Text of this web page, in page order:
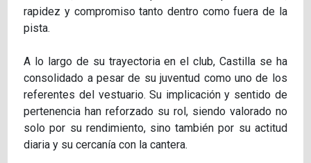
rapidez y compromiso tanto dentro como fuera de la
pista.
A lo largo de su trayectoria en el club, Castilla se ha
consolidado a pesar de su juventud como uno de los
referentes del vestuario. Su implicación y sentido de
pertenencia han reforzado su rol, siendo valorado no
solo por su rendimiento, sino también por su actitud
diaria y su cercanía con la cantera.